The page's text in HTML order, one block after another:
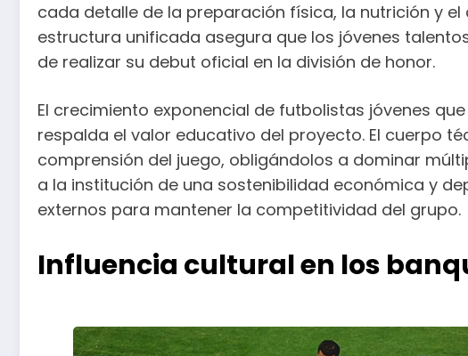
cada detalle de la preparación física, la nutrición y
estructura unificada asegura que los jóvenes
de realizar su debut oficial en la división de honor.
El crecimiento exponencial de futbolistas jóvenes
respalda el valor educativo del proyecto. El cuerpo
comprensión del juego, obligándolos a dominar
a la institución de una sostenibilidad económica y
externos para mantener la competitividad del grupo.
Influencia cultural en los